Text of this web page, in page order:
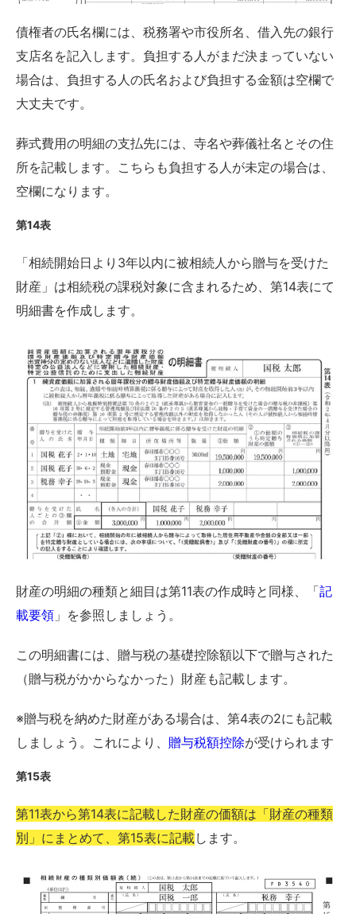
債権者の氏名欄には、税務署や市役所名、借入先の銀行
支店名を記入します。負担する人がまだ決まっていない
場合は、負担する人の氏名および負担する金額は空欄で
大丈夫です。
葬式費用の明細の支払先には、寺名や葬儀社名とその住
所を記載します。こちらも負担する人が未定の場合は、
空欄になります。
第14表
「相続開始日より3年以内に被相続人から贈与を受けた
財産」は相続税の課税対象に含まれるため、第14表にて
明細書を作成します。
財産の明細の種類と細目は第11表の作成時と同様、「記
載要領 」を参照しましょう。
この明細書には、贈与税の基礎控除額以下で贈与された
（贈与税がかからなかった）財産も記載します。
※贈与税を納めた財産がある場合は、第4表の2にも記載
しましょう。これにより、 贈与税額控除が受けられます
第15表
第11表から第14表に記載した財産の価額は「財産の種類
別」にまとめて、第15表に記載 します。